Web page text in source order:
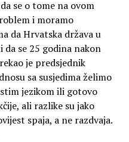
se o tome na ovom
i moramo
da Hrvatska država u
se 25 godina nakon
je predsjednik
sa susjedima želimo
jezikom ili gotovo
ali razlike su jako
spaja, a ne razdvaja.